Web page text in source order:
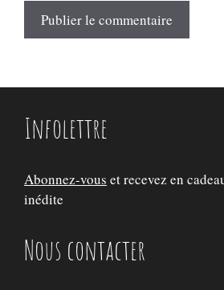
Infolettre
Abonnez-vous et recevez en
inédite
Nous contacter